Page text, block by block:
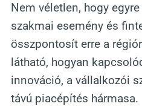
Nem véletlen, hogy
szakmai esemény és
összpontosít erre a
látható, hogyan
innováció, a vállalkozói
távú piacépítés hármasa.